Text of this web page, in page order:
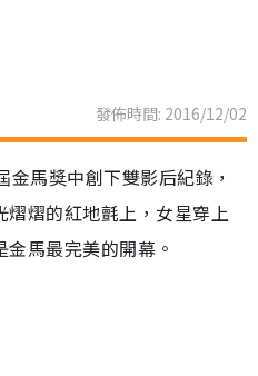
發佈時間: 2016/12/02
馬獎中創下雙影后紀錄，
熠的紅地氈上，女星穿上
馬最完美的開幕。